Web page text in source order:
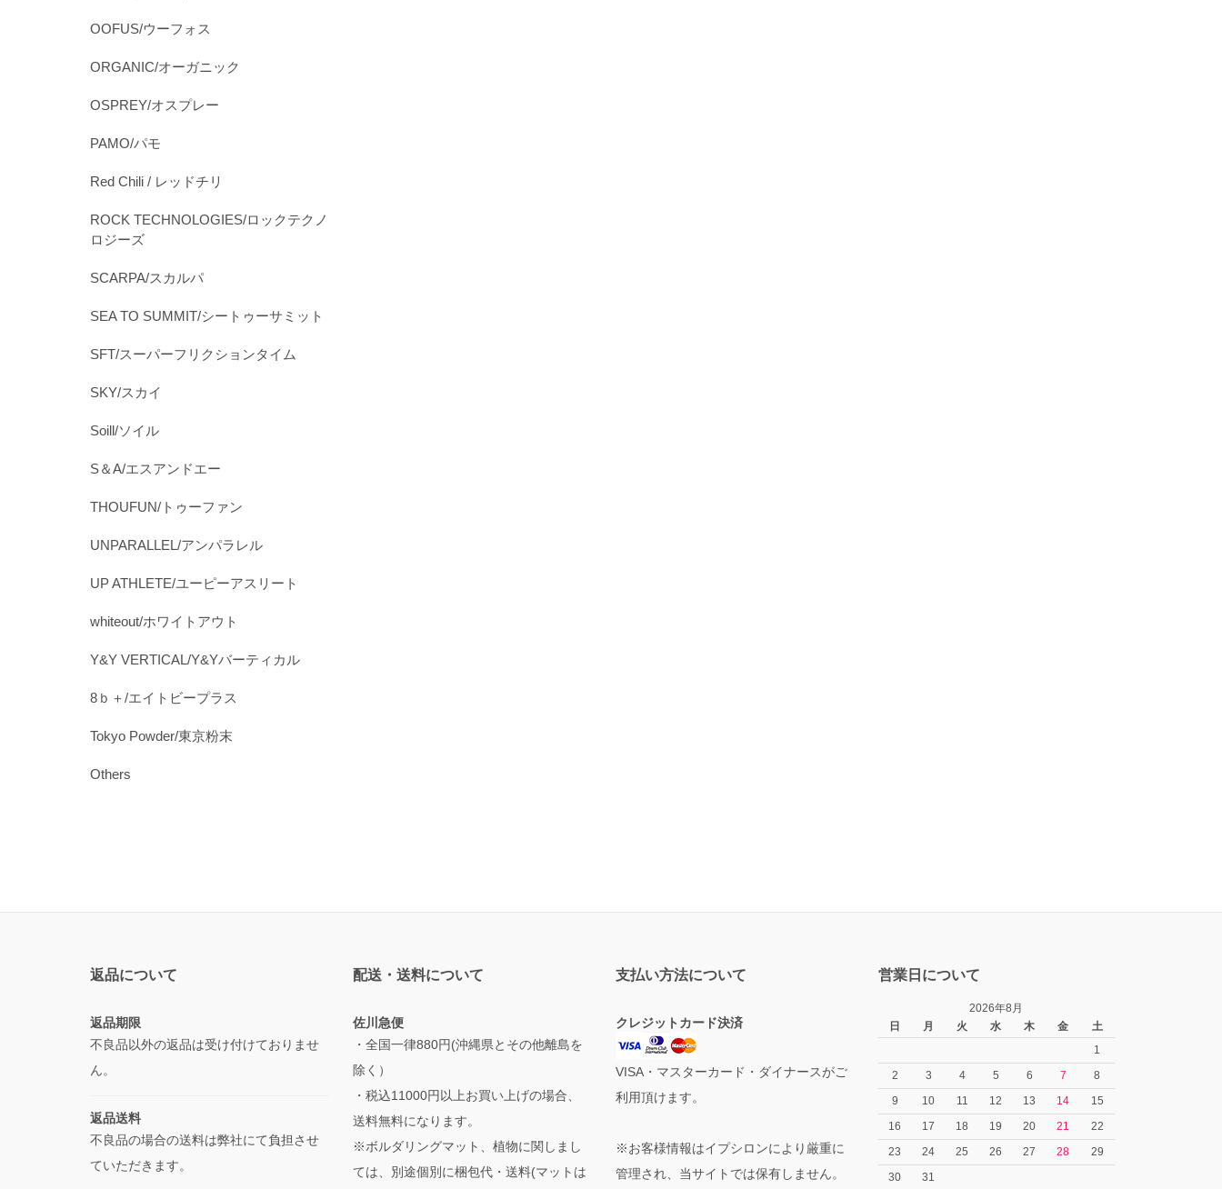
OOFUS/ウーフォス
ORGANIC/オーガニック
OSPREY/オスプレー
PAMO/パモ
Red Chili / レッドチリ
ROCK TECHNOLOGIES/ロックテクノ
ロジーズ
SCARPA/スカルパ
SEA TO SUMMIT/シートゥーサミット
SFT/スーパーフリクションタイム
SKY/スカイ
Soill/ソイル
S＆A/エスアンドエー
THOUFUN/トゥーファン
UNPARALLEL/アンパラレル
UP ATHLETE/ユーピーアスリート
whiteout/ホワイトアウト
Y&Y VERTICAL/Y&Yバーティカル
8ｂ＋/エイトビープラス
Tokyo Powder/東京粉末
Others
返品について
返品期限
不良品以外の返品は受け付けておりませ
ん。
返品送料
不良品の場合の送料は弊社にて負担させ
ていただきます。
配送・送料について
佐川急便
・全国一律880円(沖縄県とその他離島を
除く）
・税込11000円以上お買い上げの場合、
送料無料になります。
※ボルダリングマット、植物に関しまし
ては、別途個別に梱包代・送料(マットは
支払い方法について
クレジットカード決済
VISA・マスターカード・ダイナースがご
利用頂けます。
※お客様情報はイプシロンにより厳重に
管理され、当サイトでは保有しません。
営業日について
2026年8月
日
月 火 水 木 金
土
1
2
3 4 5 6 7
8
9
10 11 12 13 14
15
16
17 18 19 20 21
22
23
24 25 26 27 28
29
30
31